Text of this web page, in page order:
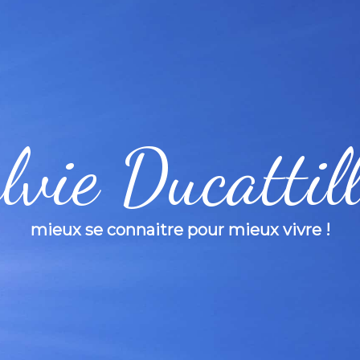
mieux se connaitre pour mieux vivre !